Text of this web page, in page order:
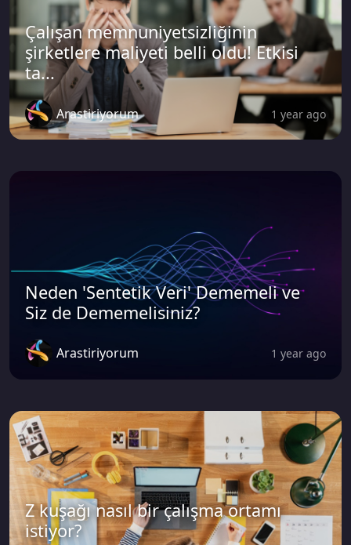
Çalışan memnuniyetsizliğinin
şirketlere maliyeti belli oldu! Etkisi
ta...
Arastiriyorum 1 year ago
Neden 'Sentetik Veri' Dememeli ve
Siz de Dememelisiniz?
Arastiriyorum 1 year ago
Z kuşağı nasıl bir çalışma ortamı
istiyor?